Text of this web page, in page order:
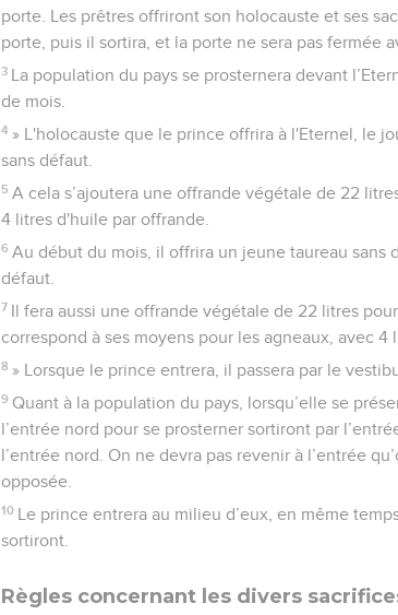
porte. Les prêtres offriront son holocauste et ses
porte, puis il sortira, et la porte ne sera pas fermée
3 La population du pays se prosternera devant
de mois.
4 » L'holocauste que le prince offrira à l'Eternel, le
sans défaut.
5 A cela s’ajoutera une offrande végétale de 22
4 litres d'huile par offrande.
6 Au début du mois, il offrira un jeune taureau sans
défaut.
7 Il fera aussi une offrande végétale de 22 litres
correspond à ses moyens pour les agneaux, avec 4
8 » Lorsque le prince entrera, il passera par le
9 Quant à la population du pays, lorsqu’elle se
l’entrée nord pour se prosterner sortiront par
l’entrée nord. On ne devra pas revenir à l’entrée
opposée.
10 Le prince entrera au milieu d’eux, en même
sortiront.
Règles concernant les divers